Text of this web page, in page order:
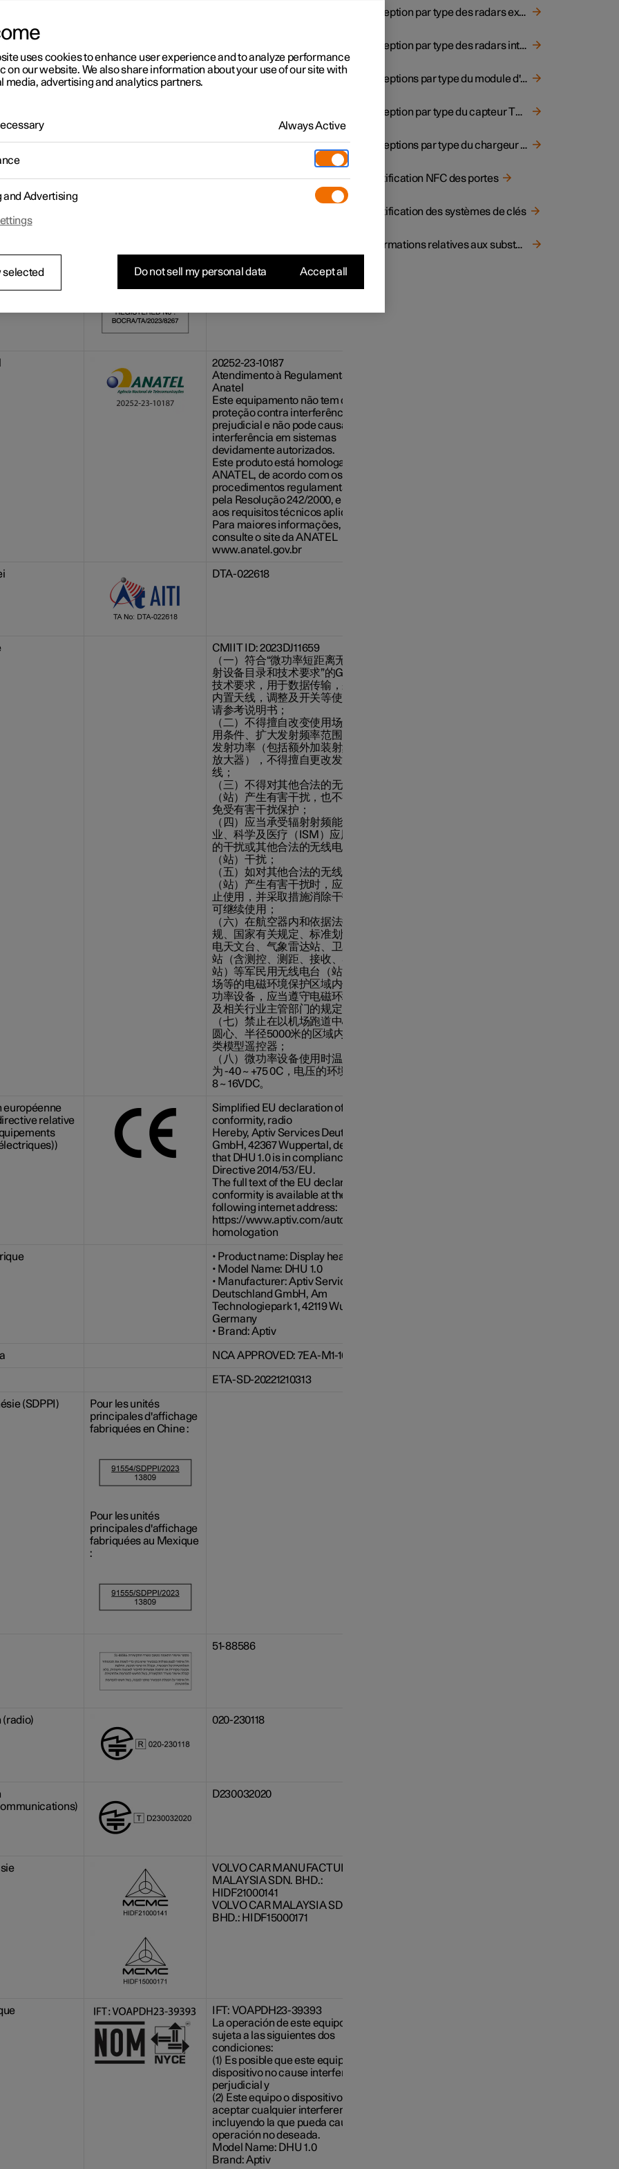
C-29148
REGISTERED No:
20252-23-10187
Atendimento à Regulamentação
Anatel
Este equipamento não tem direito à
proteção contra interferência
prejudicial e não pode causar
interferência em sistemas
devidamente autorizados.
Este produto está homologado pela
ANATEL, de acordo com os
procedimentos regulamentados
pela Resolução 242/2000, e atende
aos requisitos técnicos aplicados.
Para maiores informações,
consulte o site da ANATEL
www.anatel.gov.br
DTA-022618
CMIIT ID: 2023DJ11659
（一）符合“微功率短距离无线电发
射设备目录和技术要求”的G 类设备
技术要求，用于数据传输，采用的
内置天线，调整及开关等使用方法
请参考说明书；
（二）不得擅自改变使用场景或使
用条件、扩大发射频率范围、加大
发射功率（包括额外加装射频功率
放大器），不得擅自更改发射天
线；
（三）不得对其他合法的无线电台
（站）产生有害干扰，也不得提出
免受有害干扰保护；
（四）应当承受辐射射频能量的工
业、科学及医疗（ISM）应用设备
的干扰或其他合法的无线电台
（站）干扰；
（五）如对其他合法的无线电台
（站）产生有害干扰时，应立即停
止使用，并采取措施消除干扰后方
可继续使用；
（六）在航空器内和依据法律法
规、国家有关规定、标准划设的射
电天文台、气象雷达站、卫星地球
站（含测控、测距、接收、导航
站）等军民用无线电台（站）、机
场等的电磁环境保护区域内使用微
功率设备，应当遵守电磁环境保护
及相关行业主管部门的规定；
（七）禁止在以机场跑道中心点为
圆心、半径5000米的区域内使用各
类模型遥控器；
（八）微功率设备使用时温度范围
为 -40 ~ +75 0C，电压的环境条件为
8 ~ 16VDC。
européenne
relative
Simplified EU declaration of
conformity, radio
Hereby, Aptiv Services Deutschland
GmbH, 42367 Wuppertal, declares
that DHU 1.0 is in compliance with
Directive 2014/53/EU.
The full text of the EU declaration of
conformity is available at the
following internet address:
https://www.aptiv.com/automotive-
homologation
• Product name: Display head unit
• Model Name: DHU 1.0
• Manufacturer: Aptiv Services
Deutschland GmbH, Am
Technologiepark 1, 42119 Wuppertal
Germany
• Brand: Aptiv
NCA APPROVED: 7EA-M1-163-SRD
ETA-SD-20221210313
(SDPPI)
Pour les unités
principales d'affichage
fabriquées en Chine :
Pour les unités
principales d'affichage
fabriquées au Mexique
:
51-88586
(radio) 020-230118
D230032020
VOLVO CAR MANUFACTURING
MALAYSIA SDN. BHD.:
HIDF21000141
VOLVO CAR MALAYSIA SDN.
BHD.: HIDF15000171
IFT: VOAPDH23-39393
La operación de este equipo está
sujeta a las siguientes dos
condiciones:
(1) Es posible que este equipo o
dispositivo no cause interferencia
perjudicial y
(2) Este equipo o dispositivo debe
aceptar cualquier interferencia,
incluyendo la que pueda causar su
operación no deseada.
Model Name: DHU 1.0
Brand: Aptiv
Réception par type des radars extérieurs
Réception par type des radars intérieurs
Réceptions par type du module d'antenne de connectivité télématique
Réception par type du capteur TPMS
Réceptions par type du chargeur sans fil et du système NFC
Certification NFC des portes
Certification des systèmes de clés
Informations relatives aux substances figurant dans la liste des substances candidates aux fins de l'article 33, paragraphe 1, du règlement REACH
uses cookies to enhance user experience and to analyze performance
on our website. We also share information about your use of our site with
media, advertising and analytics partners.
Always Active
and Advertising
selected Do not sell my personal data Accept all